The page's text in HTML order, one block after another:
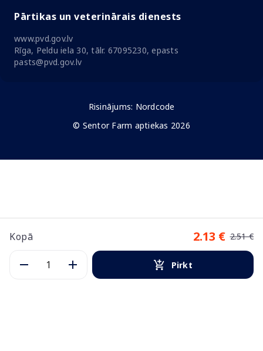
Kopā 2.13 € 2.51 €
Pirkt
Pārtikas un veterinārais dienests
www.pvd.gov.lv
Rīga, Peldu iela 30, tālr. 67095230, epasts
pasts@pvd.gov.lv
Risinājums: Nordcode
© Sentor Farm aptiekas 2026